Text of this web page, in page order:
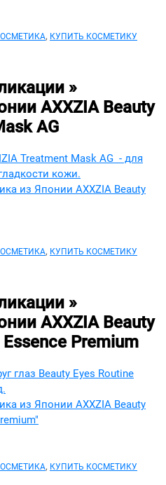
, КУПИТЬ КОСМЕТИКУ
»
AXXZIA Beauty
AG
Treatment Mask AG - для
кожи.
из Японии AXXZIA Beauty
, КУПИТЬ КОСМЕТИКУ
»
AXXZIA Beauty
Essence Premium
глаз Beauty Eyes Routine
из Японии AXXZIA Beauty
, КУПИТЬ КОСМЕТИКУ